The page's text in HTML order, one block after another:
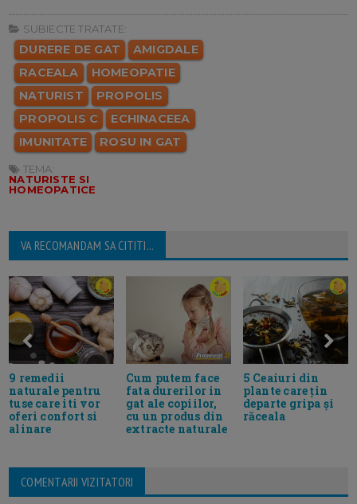
SUBIECTE TRATATE:
DURERE DE GAT
AMIGDALE
RACEALA
HOMEOPATIE
NATURIST
PROPOLIS
PROPOLIS C
ECHINACEEA
IMUNITATE
ROSU IN GAT
TEMA:
NATURISTE SI
HOMEOPATICE
VA RECOMANDAM SA CITITI...
9 remedii
naturale pentru
tuse care iti vor
oferi confort si
alinare
Cum putem face
fata durerilor in
gat ale copiilor,
cu un produs din
extracte naturale
5 Ceaiuri din
plante care țin
departe gripa și
răceala
COMENTARII VIZITATORI